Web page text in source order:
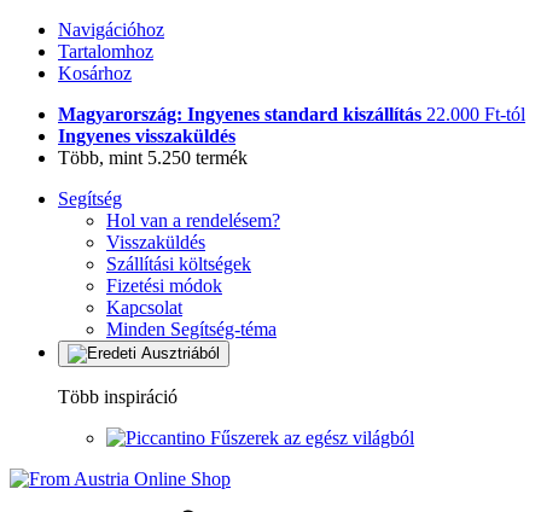
Navigációhoz
Tartalomhoz
Kosárhoz
Magyarország: Ingyenes standard kiszállítás 22.000 Ft-tól
Ingyenes visszaküldés
Több, mint 5.250 termék
Segítség
Hol van a rendelésem?
Visszaküldés
Szállítási költségek
Fizetési módok
Kapcsolat
Minden Segítség-téma
Több inspiráció
Fűszerek az egész világból